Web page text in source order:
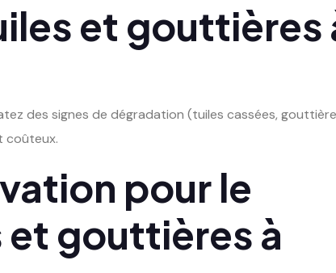
et gouttières
des signes de dégradation (tuiles cassées,
coûteux.
pour le
gouttières à